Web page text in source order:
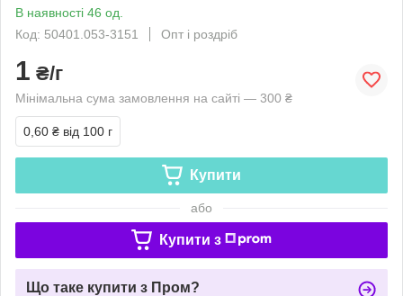
В наявності 46 од.
Код: 50401.053-3151
Опт і роздріб
1 ₴/г
Мінімальна сума замовлення на сайті — 300 ₴
0,60 ₴ від 100 г
Купити
або
Купити з
Що таке купити з Пром?